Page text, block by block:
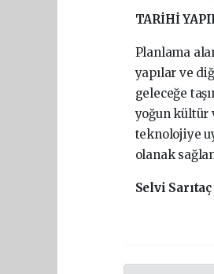
TARİHİ
Planlama
yapılar ve
geleceğe
yoğun kültür
teknolojiye
olanak
Selvi Sarıtaç